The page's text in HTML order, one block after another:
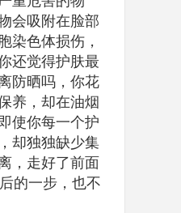
会吸附在脸部
染色体损伤，
还觉得护肤最
防晒吗，你花
养，却在油烟
使你每一个护
却独独缺少集
，走好了前面
的一步，也不